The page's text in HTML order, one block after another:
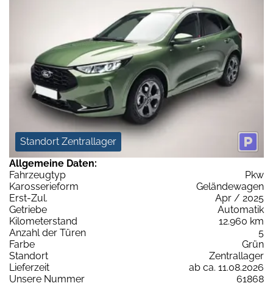
Standort Zentrallager
Allgemeine Daten:
Fahrzeugtyp
Pkw
Karosserieform
Geländewagen
Erst-Zul.
Apr / 2025
Getriebe
Automatik
Kilometerstand
12.960 km
Anzahl der Türen
5
Farbe
Grün
Standort
Zentrallager
Lieferzeit
ab ca. 11.08.2026
Unsere Nummer
61868